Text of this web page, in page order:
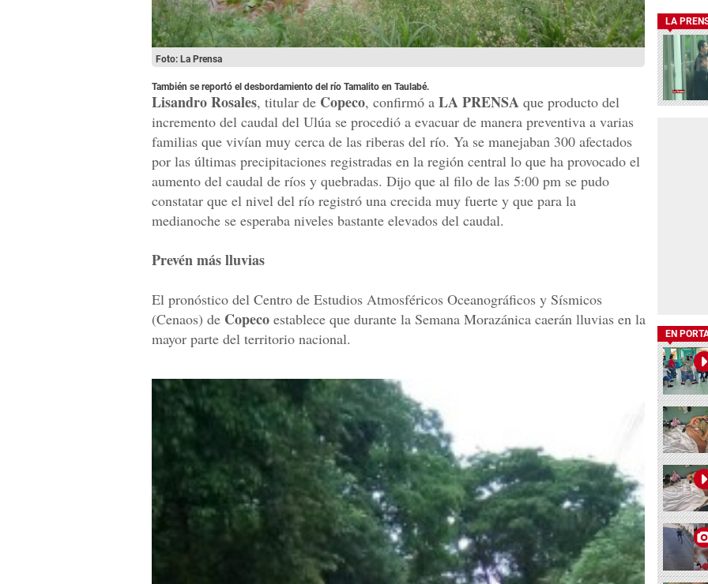
Foto: La Prensa
También se reportó el desbordamiento del río Tamalito en Taulabé.
Lisandro Rosales, titular de Copeco, confirmó a LA PRENSA que producto del
incremento del caudal del Ulúa se procedió a evacuar de manera preventiva a varias
familias que vivían muy cerca de las riberas del río. Ya se manejaban 300 afectados
por las últimas precipitaciones registradas en la región central lo que ha provocado el
aumento del caudal de ríos y quebradas. Dijo que al filo de las 5:00 pm se pudo
constatar que el nivel del río registró una crecida muy fuerte y que para la
medianoche se esperaba niveles bastante elevados del caudal.
Prevén más lluvias
El pronóstico del Centro de Estudios Atmosféricos Oceanográficos y Sísmicos
(Cenaos) de Copeco establece que durante la Semana Morazánica caerán lluvias en la
mayor parte del territorio nacional.
LA
EN